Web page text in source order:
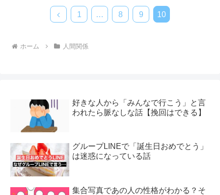
前
1 … 8 9 10
ホーム 人間関係
好きな人から「みんなで行こう」と言
われたら脈なしな話【挽回はできる】
グループLINEで「誕生日おめでとう」
は迷惑になっている話
集合写真であの人の性格がわかる？そ